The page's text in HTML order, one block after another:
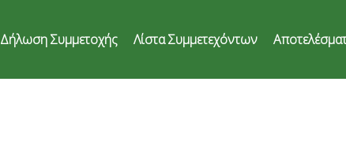
Δήλωση Συμμετοχής Λίστα Συμμετεχόντων